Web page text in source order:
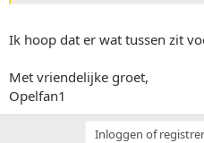
Ik hoop dat er wat tussen zit
Met vriendelijke groet,
Opelfan1
Inloggen of